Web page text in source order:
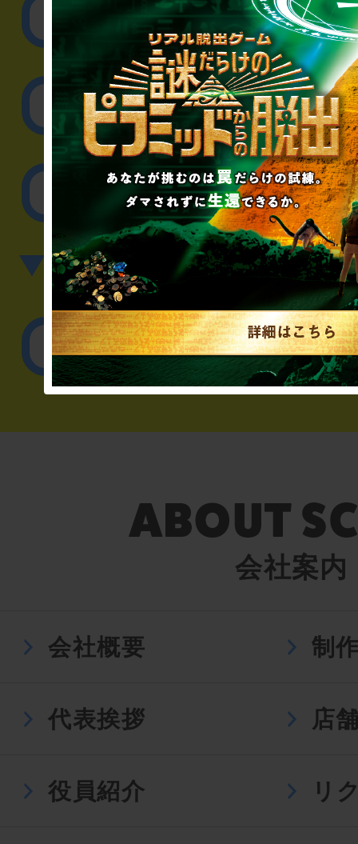
リアル脱出ゲーム制作
取材に関するお
その他のご相談／
▼英語、中国語でのお問
English／
会社案内
会社概要 制
代表挨拶 店
役員紹介 リ